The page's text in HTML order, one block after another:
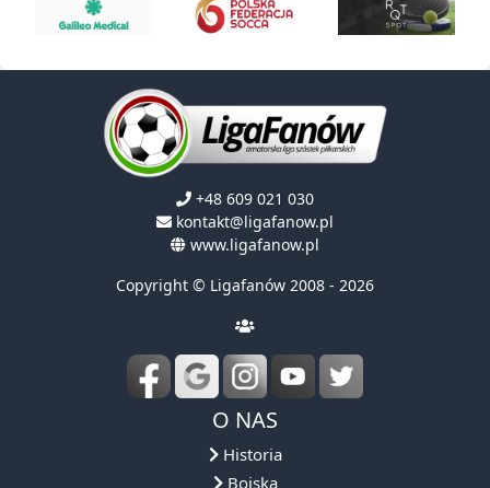
+48 609 021 030
kontakt@ligafanow.pl
www.ligafanow.pl
Copyright © Ligafanów 2008 - 2026
O NAS
Historia
Boiska